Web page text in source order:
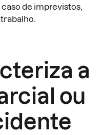
de imprevistos,
a
ou